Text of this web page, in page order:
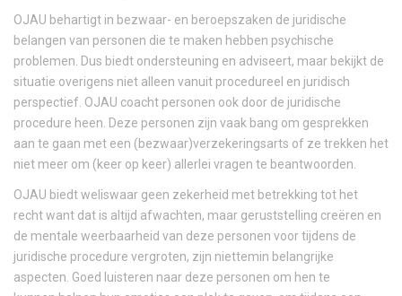
OJAU behartigt in bezwaar- en beroepszaken de juridische
belangen van personen die te maken hebben psychische
problemen. Dus biedt ondersteuning en adviseert, maar bekijkt de
situatie overigens niet alleen vanuit procedureel en juridisch
perspectief. OJAU coacht personen ook door de juridische
procedure heen. Deze personen zijn vaak bang om gesprekken
aan te gaan met een (bezwaar)verzekeringsarts of ze trekken het
niet meer om (keer op keer) allerlei vragen te beantwoorden.
OJAU biedt weliswaar geen zekerheid met betrekking tot het
recht want dat is altijd afwachten, maar geruststelling creëren en
de mentale weerbaarheid van deze personen voor tijdens de
juridische procedure vergroten, zijn niettemin belangrijke
aspecten. Goed luisteren naar deze personen om hen te